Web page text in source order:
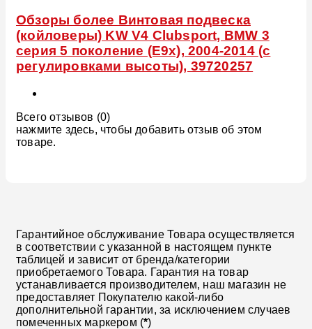
Обзоры более Винтовая подвеска
(койловеры) KW V4 Clubsport, BMW 3
серия 5 поколение (E9x), 2004-2014 (с
регулировками высоты), 39720257
Всего отзывов (0)
нажмите здесь, чтобы добавить отзыв об этом
товаре.
Гарантийное обслуживание Товара осуществляется
в соответствии с указанной в настоящем пункте
таблицей и зависит от бренда/категории
приобретаемого Товара. Гарантия на товар
устанавливается производителем, наш магазин не
предоставляет Покупателю какой-либо
дополнительной гарантии, за исключением случаев
помеченных маркером (*)